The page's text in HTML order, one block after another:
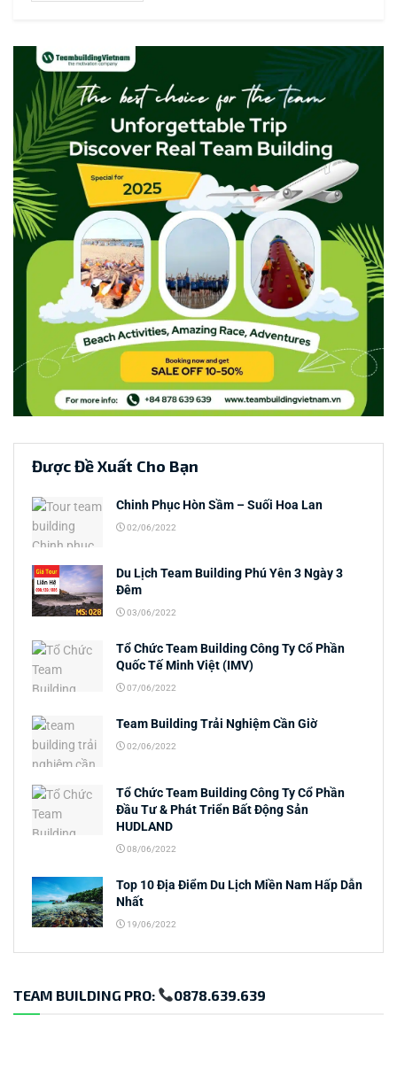
Được Đề Xuất Cho Bạn
Chinh Phục Hòn Sầm – Suối Hoa Lan
02/06/2022
Du Lịch Team Building Phú Yên 3 Ngày 3
Đêm
03/06/2022
Tổ Chức Team Building Công Ty Cổ Phần
Quốc Tế Minh Việt (IMV)
07/06/2022
Team Building Trải Nghiệm Cần Giờ
02/06/2022
Tổ Chức Team Building Công Ty Cổ Phần
Đầu Tư & Phát Triển Bất Động Sản
HUDLAND
08/06/2022
Top 10 Địa Điểm Du Lịch Miền Nam Hấp Dẫn
Nhất
19/06/2022
TEAM BUILDING PRO: 0878.639.639